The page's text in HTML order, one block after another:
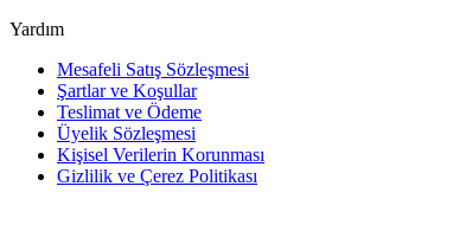
Yardım
Mesafeli Satış Sözleşmesi
Şartlar ve Koşullar
Teslimat ve Ödeme
Üyelik Sözleşmesi
Kişisel Verilerin Korunması
Gizlilik ve Çerez Politikası